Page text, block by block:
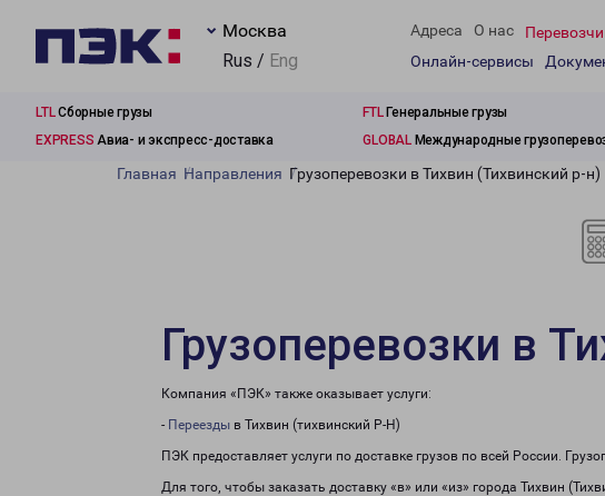
Москва
Rus / Eng
Адреса О нас
Онлайн-сервисы
LTLСборные грузы FTLГенеральные грузы
EXPRESS Авиа- и экспресс-доставка GLOBALМеждународные
Главная Направления Грузоперевозки в Тихвин (Тихвинский р-н)
Грузоперевозки в
Компания «ПЭК» также оказывает услуги:
- Переезды в Тихвин (тихвинский Р-Н)
ПЭК предоставляет услуги по доставке грузов по всей России.
Для того, чтобы заказать доставку «в» или «из» города Тихвин